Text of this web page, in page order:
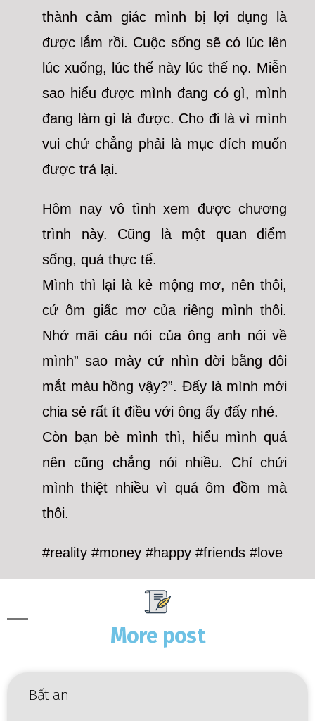
thành cảm giác mình bị lợi dụng là
được lắm rồi. Cuộc sống sẽ có lúc lên
lúc xuống, lúc thế này lúc thế nọ. Miễn
sao hiểu được mình đang có gì, mình
đang làm gì là được. Cho đi là vì mình
vui chứ chẳng phải là mục đích muốn
được trả lại.
Hôm nay vô tình xem được chương
trình này. Cũng là một quan điểm
sống, quá thực tế.
Mình thì lại là kẻ mộng mơ, nên thôi,
cứ ôm giấc mơ của riêng mình thôi.
Nhớ mãi câu nói của ông anh nói về
mình” sao mày cứ nhìn đời bằng đôi
mắt màu hồng vậy?”. Đấy là mình mới
chia sẻ rất ít điều với ông ấy đấy nhé.
Còn bạn bè mình thì, hiểu mình quá
nên cũng chẳng nói nhiều. Chỉ chửi
mình thiệt nhiều vì quá ôm đồm mà
thôi.
#reality #money #happy #friends #love
More post
Bất an